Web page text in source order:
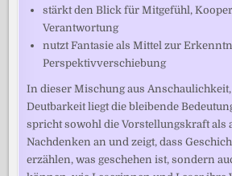
stärkt den Blick für Mitgefühl,
Verantwortung
nutzt Fantasie als Mittel zur
Perspektivverschiebung
In dieser Mischung aus
Deutbarkeit liegt die bleibende
spricht sowohl die Vorstellungskraft als
Nachdenken an und zeigt, dass
erzählen, was geschehen ist, sondern